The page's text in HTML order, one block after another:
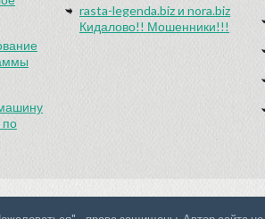
по
rasta-legenda.biz и nora.biz
Кидалово!! Мошенники!!!